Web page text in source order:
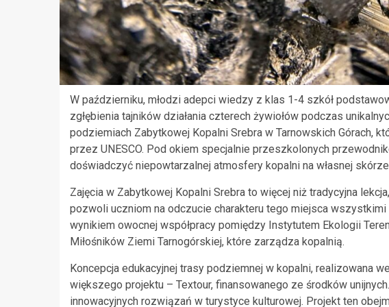
W październiku, młodzi adepci wiedzy z klas 1-4 szkół
zgłębienia tajników działania czterech żywiołów podczas
podziemiach Zabytkowej Kopalni Srebra w Tarnowskich Górach,
przez UNESCO. Pod okiem specjalnie przeszkolonych
doświadczyć niepowtarzalnej atmosfery kopalni na własnej
Zajęcia w Zabytkowej Kopalni Srebra to więcej niż tradycyjna
pozwoli uczniom na odczucie charakteru tego miejsca wszystkimi
wynikiem owocnej współpracy pomiędzy Instytutem Ekologii
Miłośników Ziemi Tarnogórskiej, które zarządza kopalnią.
Koncepcja edukacyjnej trasy podziemnej w kopalni, realizowana
większego projektu – Textour, finansowanego ze środków
innowacyjnych rozwiązań w turystyce kulturowej. Projekt ten